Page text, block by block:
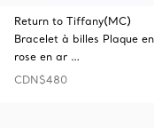
Return to Tiffany(MC)
Bracelet à billes Plaque
rose en ar …
CDN$480